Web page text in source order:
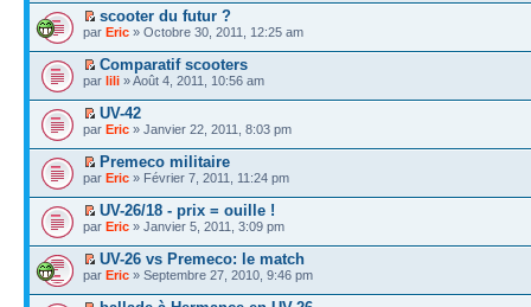
scooter du futur ?
par Eric » Octobre 30, 2011, 12:25 am
Comparatif scooters
par lili » Août 4, 2011, 10:56 am
UV-42
par Eric » Janvier 22, 2011, 8:03 pm
Premeco militaire
par Eric » Février 7, 2011, 11:24 pm
UV-26/18 - prix = ouille !
par Eric » Janvier 5, 2011, 3:09 pm
UV-26 vs Premeco: le match
par Eric » Septembre 27, 2010, 9:46 pm